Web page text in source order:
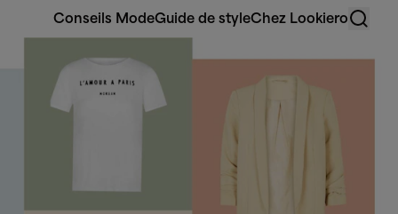
Conseils ModeGuide de styleChez Lookiero